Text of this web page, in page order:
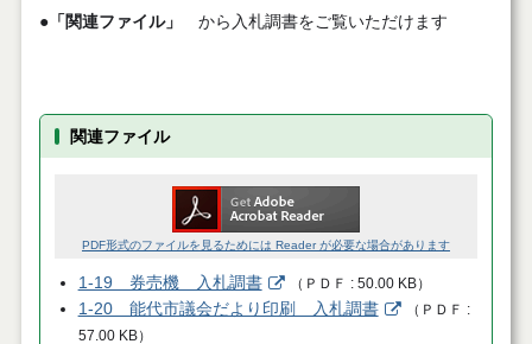
●「関連ファイル」 から入札調書をご覧いただけます
関連ファイル
PDF形式のファイルを見るためには Reader が必要な場合があります
1-19 券売機 入札調書 （ ＰＤＦ 50.00 KB）
1-20 能代市議会だより印刷 入札調書 （ ＰＤＦ
57.00 KB）